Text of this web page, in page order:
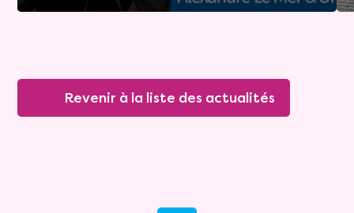
Revenir à la liste des actualités